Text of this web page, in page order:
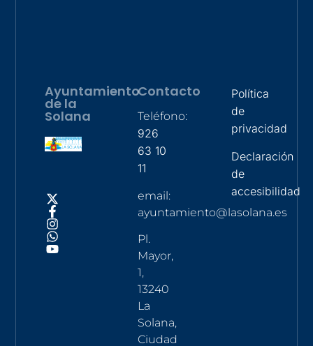
Ayuntamiento
de la
Solana
Contacto
Teléfono:
926
63 10
11
email:
ayuntamiento@lasolana.es
Pl.
Mayor,
1,
13240
La
Solana,
Ciudad
Política
de
privacidad
Declaración
de
accesibilidad